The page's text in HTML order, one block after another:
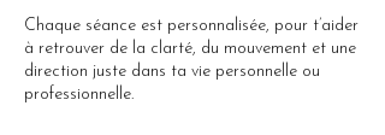
Chaque séance est personnalisée, pour t’aider
à retrouver de la clarté, du mouvement et une
direction juste dans ta vie personnelle ou
professionnelle.